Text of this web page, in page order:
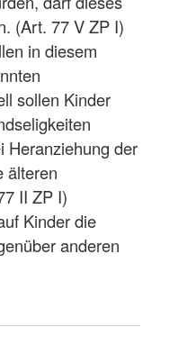
(Art. 77 V ZP I)
in diesem
sollen Kinder
Heranziehung der
älteren
II ZP I)
Kinder die
anderen